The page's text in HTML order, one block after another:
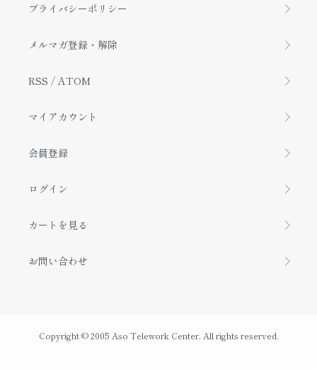
プライバシーポリシー
メルマガ登録・解除
RSS / ATOM
マイアカウント
会員登録
ログイン
カートを見る
お問い合わせ
Copyright © 2005 Aso Telework Center. All rights reserved.